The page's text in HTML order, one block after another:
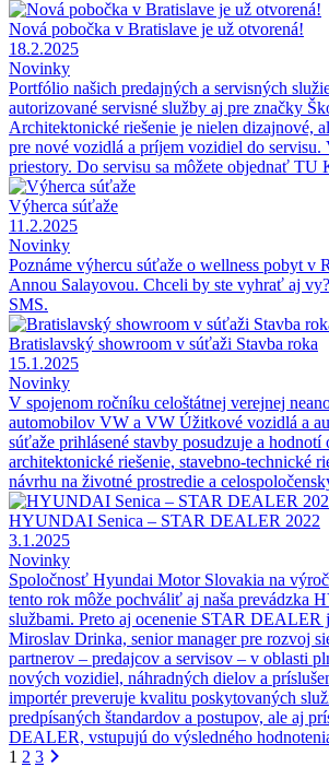
Nová pobočka v Bratislave je už otvorená!
18.2.2025
Novinky
Portfólio našich predajných a servisných
autorizované servisné služby aj pre značky
Architektonické riešenie je nielen dizajnové,
pre nové vozidlá a príjem vozidiel do servisu.
priestory. Do servisu sa môžete objednať
Výherca súťaže
11.2.2025
Novinky
Poznáme výhercu súťaže o wellness pobyt v
Annou Salayovou. Chceli by ste vyhrať aj
SMS.
Bratislavský showroom v súťaži Stavba roka
15.1.2025
Novinky
V spojenom ročníku celoštátnej verejnej
automobilov VW a VW Úžitkové vozidlá a
súťaže prihlásené stavby posudzuje a
architektonické riešenie, stavebno-technické
návrhu na životné prostredie a
HYUNDAI Senica – STAR DEALER 2022
3.1.2025
Novinky
Spoločnosť Hyundai Motor Slovakia na
tento rok môže pochváliť aj naša prevádzka
službami. Preto aj ocenenie STAR DEALER
Miroslav Drinka, senior manager pre rozvoj
partnerov – predajcov a servisov – v oblasti
nových vozidiel, náhradných dielov a
importér preveruje kvalitu poskytovaných
predpísaných štandardov a postupov, ale aj
DEALER, vstupujú do výsledného
1 2 3